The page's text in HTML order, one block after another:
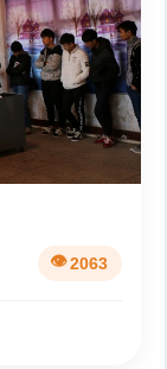
2063